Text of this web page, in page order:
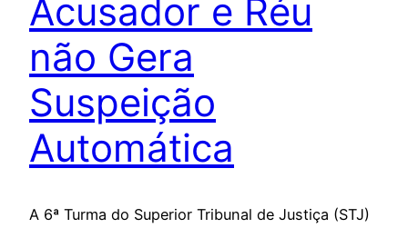
Acusador e Réu
não Gera
Suspeição
Automática
A 6ª Turma do Superior Tribunal de Justiça (STJ)